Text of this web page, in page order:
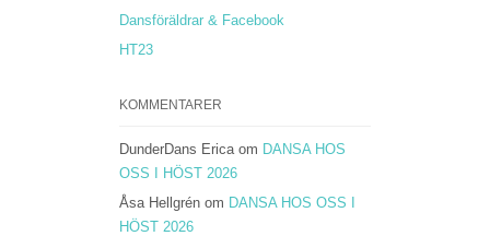
Dansföräldrar & Facebook
HT23
KOMMENTARER
DunderDans Ericaom DANSA HOS
OSS I HÖST 2026
Åsa Hellgrén om DANSA HOS OSS I
HÖST 2026